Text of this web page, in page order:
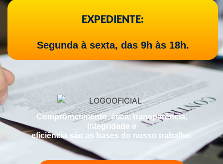
EXPEDIENTE:
Segunda à sexta, das 9h às 18h.
Comprometimento, ética, transparência,
integridade e
eficiência são as bases do nosso trabalho.